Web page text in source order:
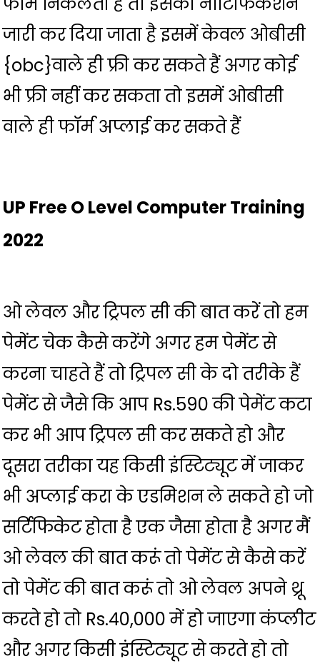
जारी कर दिया जाता है इसमें केवल ओबीसी
{obc}वाले ही फ्री कर सकते हैं अगर कोई
भी फ्री नहीं कर सकता तो इसमें ओबीसी
वाले ही फॉर्म अप्लाई कर सकते हैं
UP Free O Level Computer Training
2022
ओ लेवल और ट्रिपल सी की बात करें तो हम
पेमेंट चेक कैसे करेंगे अगर हम पेमेंट से
करना चाहते हैं तो ट्रिपल सी के दो तरीके हैं
पेमेंट से जैसे कि आप Rs.590 की पेमेंट कटा
कर भी आप ट्रिपल सी कर सकते हो और
दूसरा तरीका यह किसी इंस्टिट्यूट में जाकर
भी अप्लाई करा के एडमिशन ले सकते हो जो
सर्टिफिकेट होता है एक जैसा होता है अगर मैं
ओ लेवल की बात करूं तो पेमेंट से कैसे करें
तो पेमेंट की बात करूं तो ओ लेवल अपने थ्रू
करते हो तो Rs.40,000 में हो जाएगा कंप्लीट
और अगर किसी इंस्टिट्यूट से करते हो तो